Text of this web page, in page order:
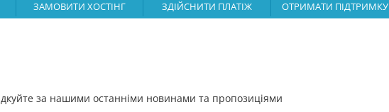
ЗАМОВИТИ ХОСТІНГ ЗДІЙСНИТИ ПЛАТІЖ ОТРИМАТИ ПІДТРИМКУ
за нашими останніми новинами та пропозиціями